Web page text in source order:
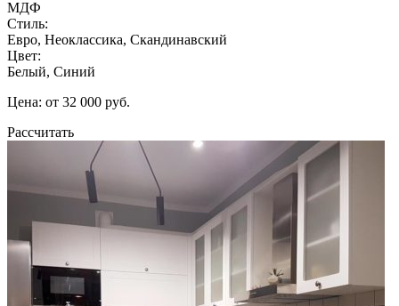
МДФ
Стиль:
Евро, Неоклассика, Скандинавский
Цвет:
Белый, Синий
Цена: от 32 000 руб.
Рассчитать